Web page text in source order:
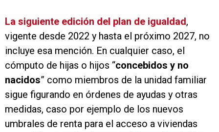
La siguiente edición del plan de igualdad,
vigente desde 2022 y hasta el próximo 2027, no
incluye esa mención. En cualquier caso, el
cómputo de hijas o hijos “concebidos y no
nacidos” como miembros de la unidad familiar
sigue figurando en órdenes de ayudas y otras
medidas, caso por ejemplo de los nuevos
umbrales de renta para el acceso a viviendas